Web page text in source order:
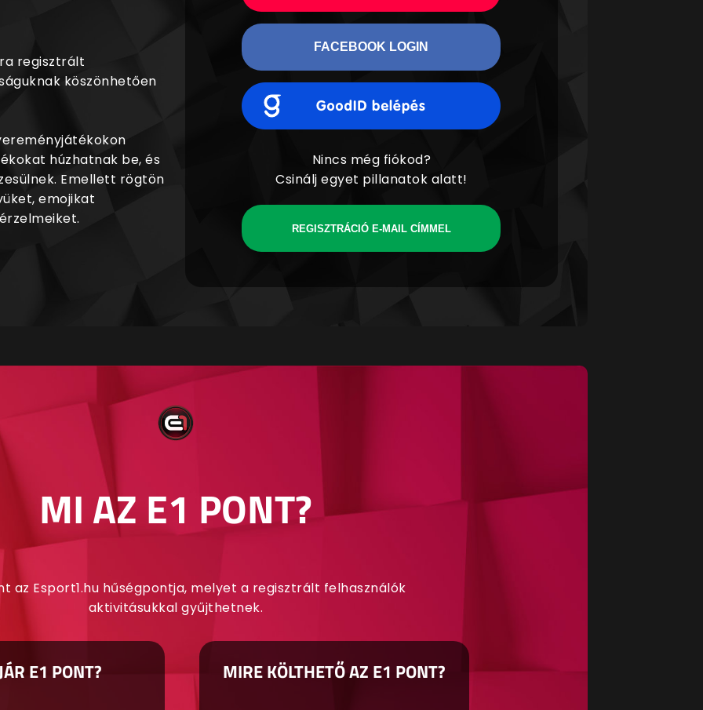
regisztrált
köszönhetően
húzhatnak be, és
Emellett rögtön
emojikat
FACEBOOK LOGIN
Nincs még fiókod?
Csinálj egyet pillanatok alatt!
REGISZTRÁCIÓ E-MAIL CÍMMEL
MI AZ E1 PONT?
az Esport1.hu hűségpontja, melyet a regisztrált felhasználók
aktivitásukkal gyűjthetnek.
E1 PONT? MIRE KÖLTHETŐ AZ E1 PONT?